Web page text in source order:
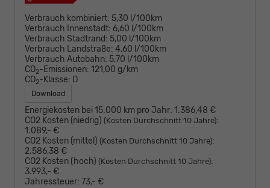
Verbrauch kombiniert: 5,30 l/100km
Verbrauch Innenstadt: 6,60 l/100km
Verbrauch Stadtrand: 5,00 l/100km
Verbrauch Landstraße: 4,60 l/100km
Verbrauch Autobahn: 5,70 l/100km
CO2-Emissionen: 121,00 g/km
CO2-Klasse: D
Download
Energiekosten bei 15.000 km pro Jahr: 1.386,48 €
CO2 Kosten (niedrig) (Kosten Durchschnitt 10 Jahre):
1.089,- €
CO2 Kosten (mittel) (Kosten Durchschnitt 10 Jahre):
2.586,38 €
CO2 Kosten (hoch) (Kosten Durchschnitt 10 Jahre):
3.993,- €
Jahressteuer: 73,- €